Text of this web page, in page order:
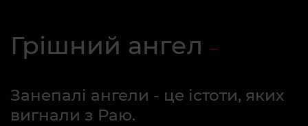
Грішний ангел
Занепалі ангели - це істоти, яких
вигнали з Раю.